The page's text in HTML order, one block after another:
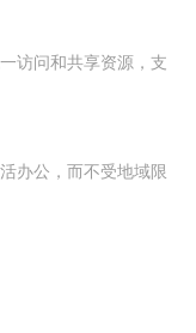
访问和共享资源，支
办公，而不受地域限